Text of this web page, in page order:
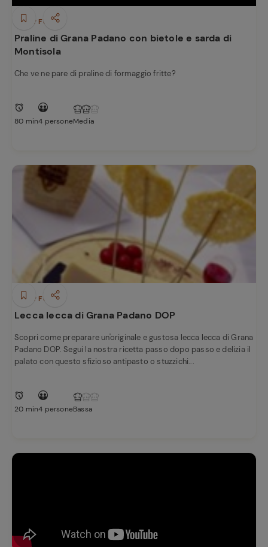
Finger Food
Praline di Grana Padano con bietole e sarda di
Montisola
Che ve ne pare di praline di formaggio fritte?
80 min4 personeMedia
Finger Food
Lecca lecca di Grana Padano DOP
Scopri come preparare un'originale e gustosa lecca lecca di Grana
Padano DOP. Segui la nostra ricetta passo dopo passo e delizia il
palato con questo sfizioso antipasto o stuzzichi...
20 min4 personeBassa